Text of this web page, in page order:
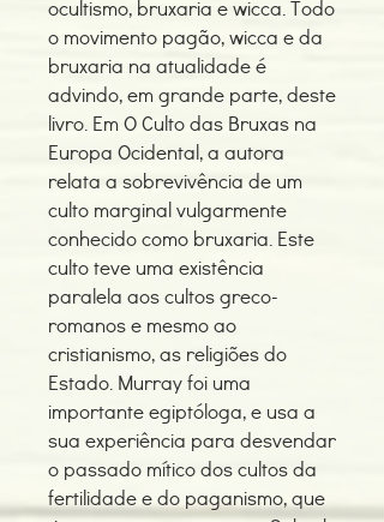
ocultismo, bruxaria e wicca. Todo
o movimento pagão, wicca e da
bruxaria na atualidade é
advindo, em grande parte, deste
livro. Em O Culto das Bruxas na
Europa Ocidental, a autora
relata a sobrevivência de um
culto marginal vulgarmente
conhecido como bruxaria. Este
culto teve uma existência
paralela aos cultos greco-
romanos e mesmo ao
cristianismo, as religiões do
Estado. Murray foi uma
importante egiptóloga, e usa a
sua experiência para desvendar
o passado mítico dos cultos da
fertilidade e do paganismo, que